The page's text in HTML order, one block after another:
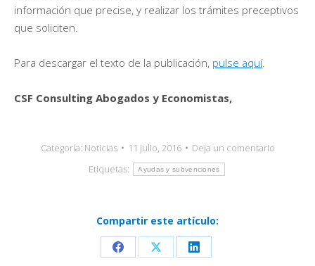
información que precise, y realizar los trámites preceptivos
que soliciten.
Para descargar el texto de la publicación, pulse aquí.
CSF Consulting Abogados y Economistas,
Categoría: Noticias 11 julio, 2016
Deja un comentario
Etiquetas:
Ayudas y subvenciones
Compartir este artículo:
Share Share Share